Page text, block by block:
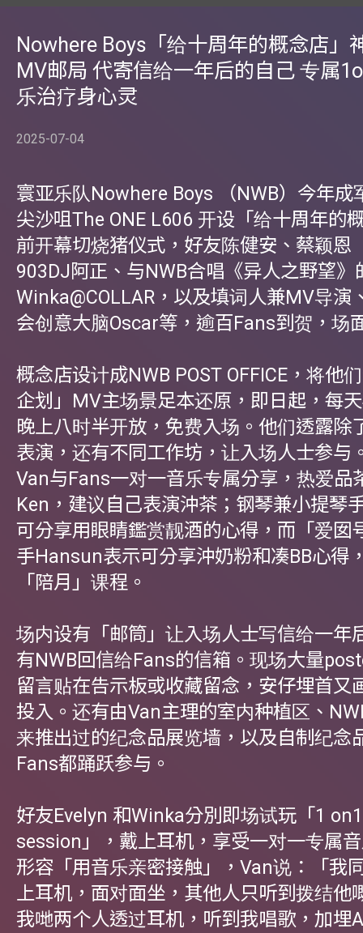
Nowhere Boys「给十周年的概念店」
MV邮局 代寄信给一年后的自己 专属
乐治疗身心灵
2025-07-04
寰亚乐队Nowhere Boys （NWB）今年成
尖沙咀The ONE L606 开设「给十周年的
前开幕切烧猪仪式，好友陈健安、蔡颖恩
903DJ阿正、与NWB合唱《异人之野望》
Winka@COLLAR，以及填词人兼MV导演
会创意大脑Oscar等，逾百Fans到贺，场
概念店设计成NWB POST OFFICE，将他
企划」MV主场景足本还原，即日起，每
晚上八时半开放，免费入场。他们透露除
表演，还有不同工作坊，让入场人士参与
Van与Fans一对一音乐专属分享，热爱品
Ken，建议自己表演沖茶；钢琴兼小提琴
可分享用眼睛鑑赏靓酒的心得，而「爱囡
手Hansun表示可分享沖奶粉和凑BB心得
「陪月」课程。
场内设有「邮筒」让入场人士写信给一年
有NWB回信给Fans的信箱。现场大量
留言贴在告示板或收藏留念，安仔埋首又
投入。还有由Van主理的室内种植区、
来推出过的纪念品展览墙，以及自制纪念
Fans都踊跃参与。
好友Evelyn 和Winka分別即场试玩「1
session」，戴上耳机，享受一对一专属
形容「用音乐亲密接触」，Van说：「我
上耳机，面对面坐，其他人只听到拨结他
我哋两个人透过耳机，听到我唱歌，加埋